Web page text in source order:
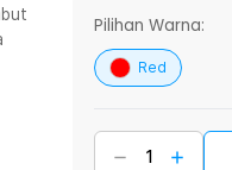
Tutup pada Idul Fitri
Selengkapnya
Pilihan Warna:
Red